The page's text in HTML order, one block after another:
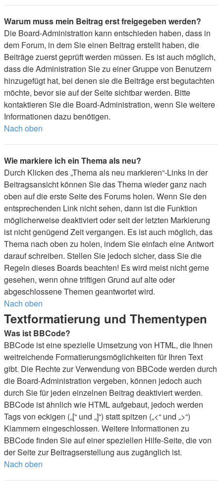
Warum muss mein Beitrag erst freigegeben werden?
Die Board-Administration kann entschieden haben, dass in
dem Forum, in dem Sie einen Beitrag erstellt haben, die
Beiträge zuerst geprüft werden müssen. Es ist auch möglich,
dass die Administration Sie zu einer Gruppe von Benutzern
hinzugefügt hat, bei denen sie die Beiträge erst begutachten
möchte, bevor sie auf der Seite sichtbar werden. Bitte
kontaktieren Sie die Board-Administration, wenn Sie weitere
Informationen dazu benötigen.
Nach oben
Wie markiere ich ein Thema als neu?
Durch Klicken des „Thema als neu markieren“-Links in der
Beitragsansicht können Sie das Thema wieder ganz nach
oben auf die erste Seite des Forums holen. Wenn Sie den
entsprechenden Link nicht sehen, dann ist die Funktion
möglicherweise deaktiviert oder seit der letzten Markierung
ist nicht genügend Zeit vergangen. Es ist auch möglich, das
Thema nach oben zu holen, indem Sie einfach eine Antwort
darauf schreiben. Stellen Sie jedoch sicher, dass Sie die
Regeln dieses Boards beachten! Es wird meist nicht gerne
gesehen, wenn ohne triftigen Grund auf alte oder
abgeschlossene Themen geantwortet wird.
Nach oben
Textformatierung und Thementypen
Was ist BBCode?
BBCode ist eine spezielle Umsetzung von HTML, die Ihnen
weitreichende Formatierungsmöglichkeiten für Ihren Text
gibt. Die Rechte zur Verwendung von BBCode werden durch
die Board-Administration vergeben, können jedoch auch
durch Sie für jeden einzelnen Beitrag deaktiviert werden.
BBCode ist ähnlich wie HTML aufgebaut, jedoch werden
Tags von eckigen („[“ und „]“) statt spitzen („<“ und „>“)
Klammern eingeschlossen. Weitere Informationen zu
BBCode finden Sie auf einer speziellen Hilfe-Seite, die von
der Seite zur Beitragserstellung aus zugänglich ist.
Nach oben